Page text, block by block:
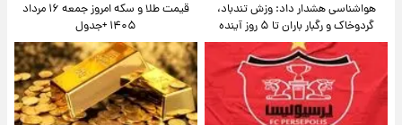
هواشناسی هشدار داد: وزش تندباد،
گردوخاک و رگبار باران تا ۵ روز آینده
قیمت طلا و سکه امروز جمعه ۱۶ مرداد
۱۴۰۵ +جدول